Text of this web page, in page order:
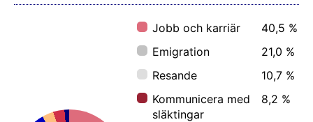
Jobb och karriär
40,5 %
Emigration
21,0 %
Resande
10,7 %
Kommunicera med
släktingar
8,2 %